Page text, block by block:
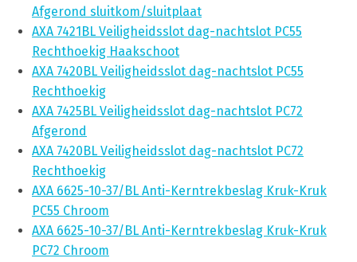
Afgerond sluitkom/sluitplaat
AXA 7421BL Veiligheidsslot dag-nachtslot PC55
Rechthoekig Haakschoot
AXA 7420BL Veiligheidsslot dag-nachtslot PC55
Rechthoekig
AXA 7425BL Veiligheidsslot dag-nachtslot PC72
Afgerond
AXA 7420BL Veiligheidsslot dag-nachtslot PC72
Rechthoekig
AXA 6625-10-37/BL Anti-Kerntrekbeslag Kruk-Kruk
PC55 Chroom
AXA 6625-10-37/BL Anti-Kerntrekbeslag Kruk-Kruk
PC72 Chroom